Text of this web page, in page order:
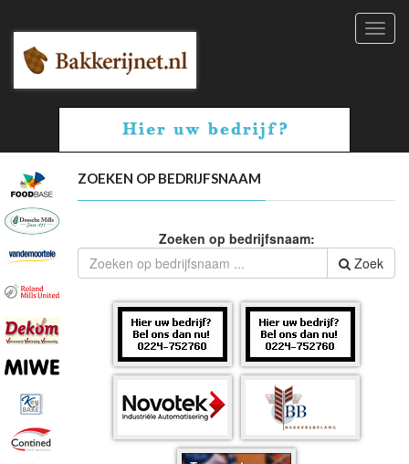
ZOEKEN OP BEDRIJFSNAAM
Zoeken op bedrijfsnaam:
Zoek